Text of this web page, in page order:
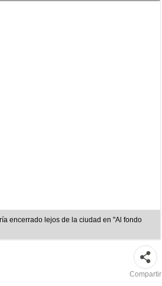
encerrado lejos de la ciudad en "Al fondo
Compartir